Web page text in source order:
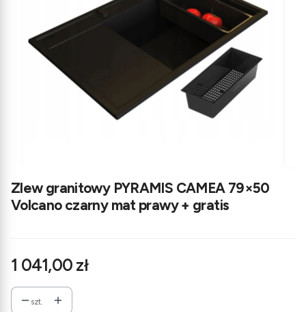
Zlew granitowy PYRAMIS CAMEA 79×50
Volcano czarny mat prawy + gratis
Cena
1 041,00 zł
szt.